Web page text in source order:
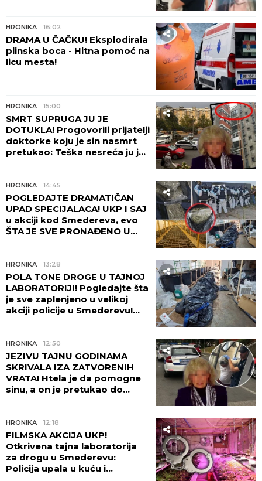
HRONIKA 16:02
DRAMA U ČAČKU! Eksplodirala
plinska boca - Hitna pomoć na
licu mesta!
HRONIKA 15:00
SMRT SUPRUGA JU JE
DOTUKLA! Progovorili prijatelji
doktorke koju je sin nasmrt
pretukao: Teška nesreća ju je
HRONIKA 14:45
POGLEDAJTE DRAMATIČAN
UPAD SPECIJALACA! UKP I SAJ
u akciji kod Smedereva, evo
ŠTA JE SVE PRONAĐENO U
HRONIKA 13:28
POLA TONE DROGE U TAJNOJ
LABORATORIJI! Pogledajte šta
je sve zaplenjeno u velikoj
akciji policije u Smederevu!
HRONIKA 12:50
JEZIVU TAJNU GODINAMA
SKRIVALA IZA ZATVORENIH
VRATA! Htela je da pomogne
sinu, a on je pretukao do
HRONIKA 12:18
FILMSKA AKCIJA UKP!
Otkrivena tajna laboratorija
za drogu u Smederevu:
Policija upala u kuću i